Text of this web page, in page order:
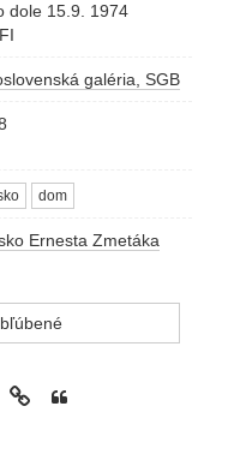
dole 15.9. 1974
galéria, SGB
dom
Ernesta Zmetáka